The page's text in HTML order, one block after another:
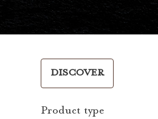
DISCOVER
Product type